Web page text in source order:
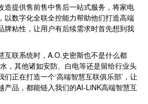
造提供售前售中售后一站式服务，将家电
以数字化全联全控能力帮助他们打造高端
牌粘性，让用户有后续需求时首先想到我
联系统时，A.O.史密斯也不是什么都
，其他诸如安防、白电等还是留给行业头
正在打造一个‘高端智慧互联俱乐部’，让
产品，都能链入我们的AI-LiNK高端智慧互